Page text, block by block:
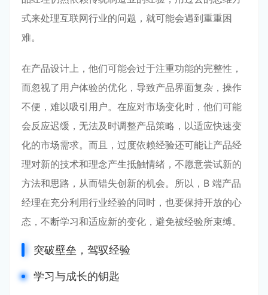
式来处理互联网行业的问题，就可能会遇到重重困
难。
在产品设计上，他们可能会过于注重功能的完整性，
而忽视了用户体验的优化，导致产品界面复杂，操作
不便，难以吸引用户。在应对市场变化时，他们可能
会反应迟缓，无法及时调整产品策略，以适应快速变
化的市场需求。而且，过度依赖经验还可能让产品经
理对新的技术和理念产生抵触情绪，不愿意尝试新的
方法和思路，从而错失创新的机会。所以，B 端产品
经理在充分利用行业经验的同时，也要保持开放的心
态，不断学习和适应新的变化，避免被经验所束缚。
突破壁垒，驾驭经验
学习与成长的钥匙